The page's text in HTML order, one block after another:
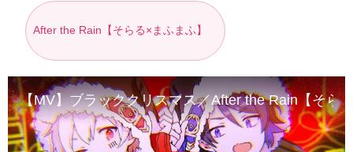
After the Rain【そらる×まふまふ】
【MV】ブラッククリスマス／After the Rain【そら